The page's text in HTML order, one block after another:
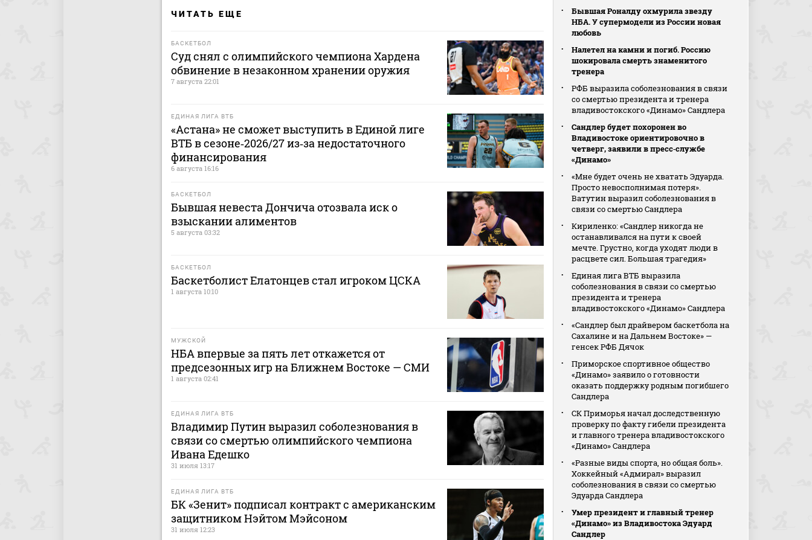
ЧИТАТЬ ЕЩЕ
БАСКЕТБОЛ
Суд снял с олимпийского чемпиона Хардена
обвинение в незаконном хранении оружия
7 августа 22:01
ЕДИНАЯ ЛИГА ВТБ
«Астана» не сможет выступить в Единой лиге
ВТБ в сезоне‑2026/27 из‑за недостаточного
финансирования
6 августа 16:16
БАСКЕТБОЛ
Бывшая невеста Дончича отозвала иск о
взыскании алиментов
5 августа 03:32
БАСКЕТБОЛ
Баскетболист Елатонцев стал игроком ЦСКА
1 августа 10:10
МУЖСКОЙ
НБА впервые за пять лет откажется от
предсезонных игр на Ближнем Востоке — СМИ
1 августа 02:41
ЕДИНАЯ ЛИГА ВТБ
Владимир Путин выразил соболезнования в
связи со смертью олимпийского чемпиона
Ивана Едешко
31 июля 13:17
ЕДИНАЯ ЛИГА ВТБ
БК «Зенит» подписал контракт с американским
защитником Нэйтом Мэйсоном
31 июля 12:23
Бывшая Роналду охмурила звезду
НБА. У супермодели из России новая
любовь
Налетел на камни и погиб. Россию
шокировала смерть знаменитого
тренера
РФБ выразила соболезнования в связи
со смертью президента и тренера
владивостокского «Динамо» Сандлера
Сандлер будет похоронен во
Владивостоке ориентировочно в
четверг, заявили в пресс‑службе
«Динамо»
«Мне будет очень не хватать Эдуарда.
Просто невосполнимая потеря».
Ватутин выразил соболезнования в
связи со смертью Сандлера
Кириленко: «Сандлер никогда не
останавливался на пути к своей
мечте. Грустно, когда уходят люди в
расцвете сил. Большая трагедия»
Единая лига ВТБ выразила
соболезнования в связи со смертью
президента и тренера
владивостокского «Динамо» Сандлера
«Сандлер был драйвером баскетбола на
Сахалине и на Дальнем Востоке» —
генсек РФБ Дячок
Приморское спортивное общество
«Динамо» заявило о готовности
оказать поддержку родным погибшего
Сандлера
СК Приморья начал доследственную
проверку по факту гибели президента
и главного тренера владивостокского
«Динамо» Сандлера
«Разные виды спорта, но общая боль».
Хоккейный «Адмирал» выразил
соболезнования в связи со смертью
Эдуарда Сандлера
Умер президент и главный тренер
«Динамо» из Владивостока Эдуард
Сандлер